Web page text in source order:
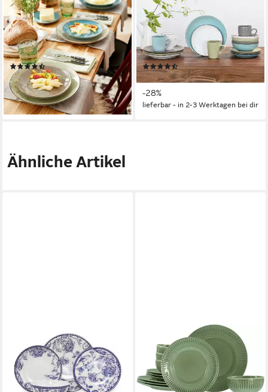
Kombiservice Geschirr-Set
NATURE COLLECTION (20-
tlg), 4 Personen, Steinzeug,
Service, 20 Teile, für 4
Personen(62)
ab 92,90 € UVP189,99 €
-51%
lieferbar - in 2-3 Werktagen bei dir
Kombiservice Geschirr-Set
Fashion (16-tlg), 4 Personen,
Steinzeug, Service, Vintage-
Look, 16 Teile, für 4 Personen
(18)
ab 68,53 € UVP94,99 €
-28%
lieferbar - in 2-3 Werktagen bei dir
Ähnliche Artikel